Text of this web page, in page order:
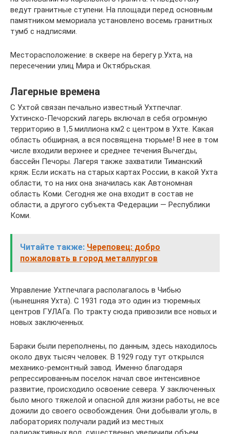
ведут гранитные ступени. На площади перед основным
памятником мемориала установлено восемь гранитных
тумб с надписями.
Месторасположение: в сквере на берегу р.Ухта, на
пересечении улиц Мира и Октябрьская.
Лагерные времена
С Ухтой связан печально известный Ухтпечлаг.
Ухтинско-Печорский лагерь включал в себя огромную
территорию в 1,5 миллиона км2 с центром в Ухте. Какая
область обширная, а вся посвящена тюрьме! В нее в том
числе входили верхнее и среднее течения Вычегды,
бассейн Печоры. Лагеря также захватили Тиманский
кряж. Если искать на старых картах России, в какой Ухта
области, то на них она значилась как Автономная
область Коми. Сегодня же она входит в состав не
области, а другого субъекта Федерации — Республики
Коми.
Читайте также: Череповец: добро
пожаловать в город металлургов
Управление Ухтпечлага располагалось в Чибью
(нынешняя Ухта). С 1931 года это один из тюремных
центров ГУЛАГа. По тракту сюда привозили все новых и
новых заключенных.
Бараки были переполнены, по данным, здесь находилось
около двух тысяч человек. В 1929 году тут открылся
механико-ремонтный завод. Именно благодаря
репрессированным поселок начал свое интенсивное
развитие, происходило освоение севера. У заключенных
было много тяжелой и опасной для жизни работы, не все
дожили до своего освобождения. Они добывали уголь, в
лабораториях получали радий из местных